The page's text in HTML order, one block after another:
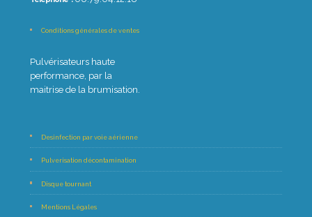
Conditions générales de ventes
Pulvérisateurs haute
performance, par la
maitrise de la brumisation.
Desinfection par voie aérienne
Pulverisation décontamination
Disque tournant
Mentions Légales